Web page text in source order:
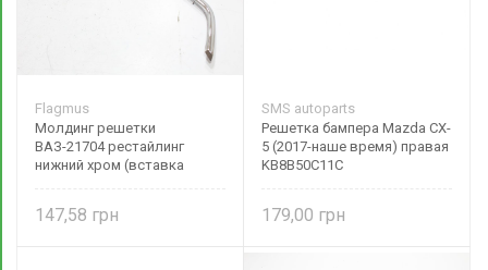
Flagmus
Молдинг решетки
ВАЗ-21704 рестайлинг
нижний хром (вставка
147,58
SMS autoparts
Решетка бампера Mazda CX-
5 (2017-наше время) правая
KB8B50C11C
179,00